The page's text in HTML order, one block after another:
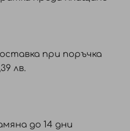
при поръчка
лв.
до 14 дни